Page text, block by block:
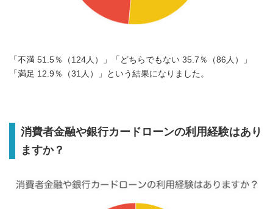
「不満 51.5％（124人）」「どちらでもない 35.7％（86人）」
「満足 12.9％（31人）」という結果になりました。
消費者金融や銀行カードローンの利用経験はあり
ますか？